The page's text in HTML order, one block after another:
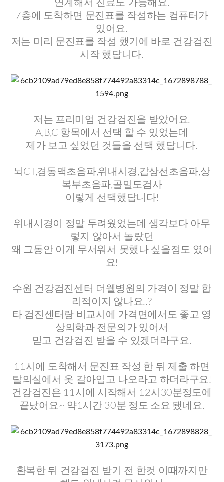
연계해서 진료도 가능해요.
7층에 도착하면 문진표를 작성하는 컴퓨터가
있어요.
저는 미리 문진표를 작성 했기에 바로 건강검진
시작 했답니다.
저는 프리미엄 건강검진을 받았어요.
A,B,C 항목에서 선택 할 수 있었는데
제가 보고 싶었던 것들을 선택 했답니다.
뇌CT,경동맥초음파,위내시경,갑상선초음파,상
복부초음파,골밀도검사
이렇게 선택했답니다!
위내시경이 정말 두려웠었는데 생각보다 아무
렇지 않아서 놀랐던
왜 그동안 이게 무서워서 못했나 싶을정도 였어
요!
수원 건강검진센터 더웰병원의 가격이 정말 합
리적이지 않나요..?
타 검진센터랑 비교시에 가격면에서도 좋고 영
상의학과 전문의가 있어서
믿고 건강검진 받을 수 있겠더라구요.
11시에 도착해서 문진표 작성 한 뒤 제출 하면
탈의실에서 옷 갈아입고 나오라고 하더라구요!
건강검진은 11시에 시작해서 12시30분정도에
끝났어요~ 약1시간 30분 정도 소요 됐네요.
​환복한 뒤 건강검진 받기 전 한컷 이때까지만